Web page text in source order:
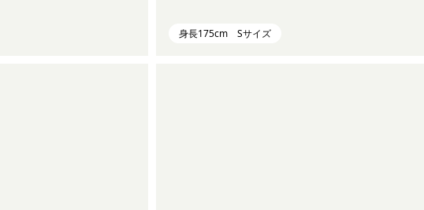
身長175cm Sサイズ